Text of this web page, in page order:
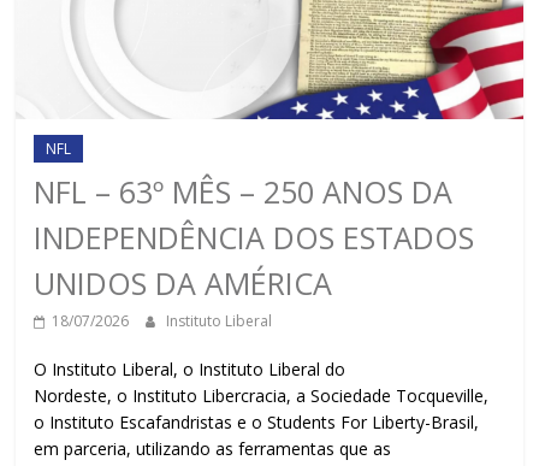
NFL
NFL – 63º MÊS – 250 ANOS DA
INDEPENDÊNCIA DOS ESTADOS
UNIDOS DA AMÉRICA
18/07/2026 Instituto Liberal
O Instituto Liberal, o Instituto Liberal do
Nordeste, o Instituto Libercracia, a Sociedade Tocqueville,
o Instituto Escafandristas e o Students For Liberty-Brasil,
em parceria, utilizando as ferramentas que as